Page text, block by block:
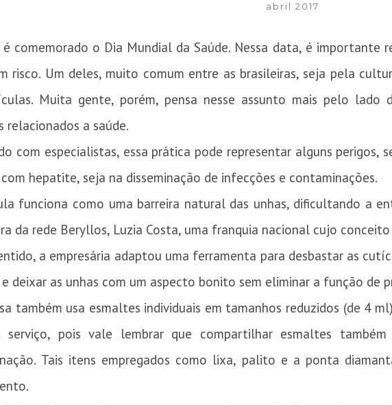
abril 2017
é comemorado o Dia Mundial da Saúde. Nessa data, é importante
risco. Um deles, muito comum entre as brasileiras, seja pela
Muita gente, porém, pensa nesse assunto mais pelo lado
relacionados a saúde.
com especialistas, essa prática pode representar alguns perigos,
com hepatite, seja na disseminação de infecções e contaminações.
funciona como uma barreira natural das unhas, dificultando a
da rede Beryllos, Luzia Costa, uma franquia nacional cujo
a empresária adaptou uma ferramenta para desbastar as
deixar as unhas com um aspecto bonito sem eliminar a função de
também usa esmaltes individuais em tamanhos reduzidos (de 4
pois vale lembrar que compartilhar esmaltes
Tais itens empregados como lixa, palito e a ponta